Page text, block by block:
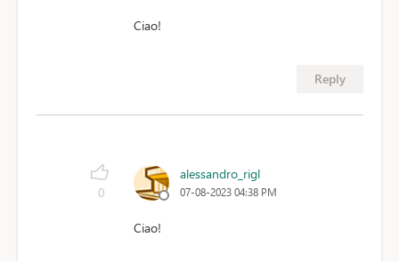
Ciao!
Reply
0
alessandro_rigl
07-08-2023 04:38 PM
Ciao!